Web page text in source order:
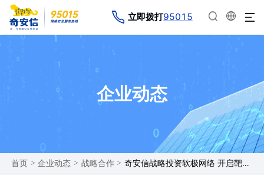
立即拨打95015
企业动态
首页 > 企业动态 > 战略合作 > 奇安信战略投资软极网络 开启靶场赛道全面战略合作